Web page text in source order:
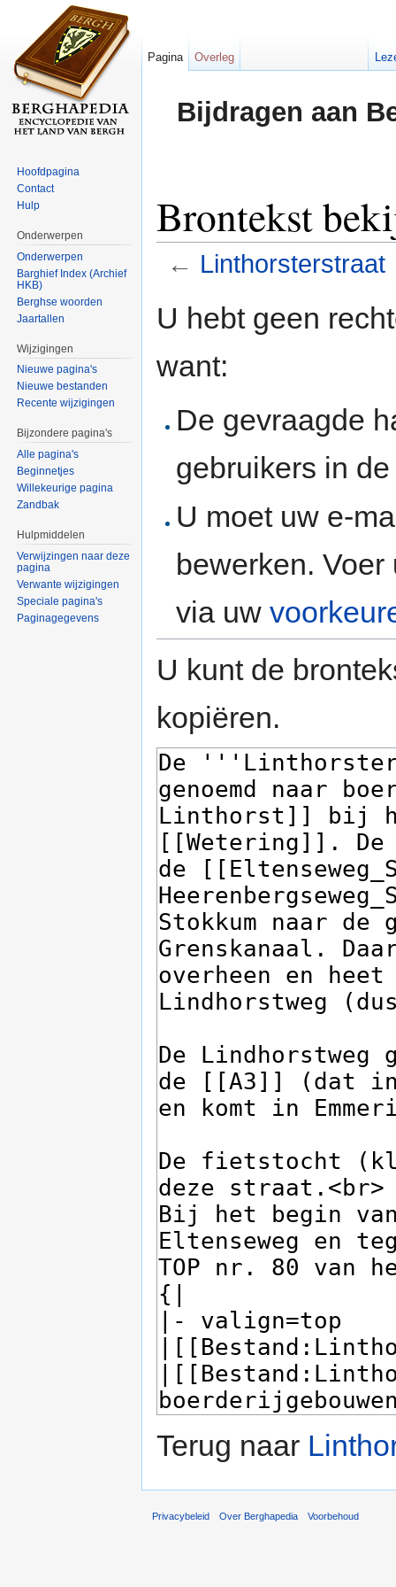
Bijdragen aan
Brontekst
← Linthorsterstraat
U hebt geen
want:
De gevraagde
gebruikers in
U moet uw e-
bewerken.
via uw
U kunt de
kopiëren.
Terug naar
Pagina Overleg
Hoofdpagina
Contact
Hulp
Onderwerpen
Onderwerpen
Barghief Index (Archief
HKB)
Berghse woorden
Jaartallen
Wijzigingen
Nieuwe pagina's
Nieuwe bestanden
Recente wijzigingen
Bijzondere pagina's
Alle pagina's
Beginnetjes
Willekeurige pagina
Zandbak
Hulpmiddelen
Verwijzingen naar deze
pagina
Verwante wijzigingen
Speciale pagina's
Paginagegevens
Privacybeleid Over Berghapedia Voorbehoud